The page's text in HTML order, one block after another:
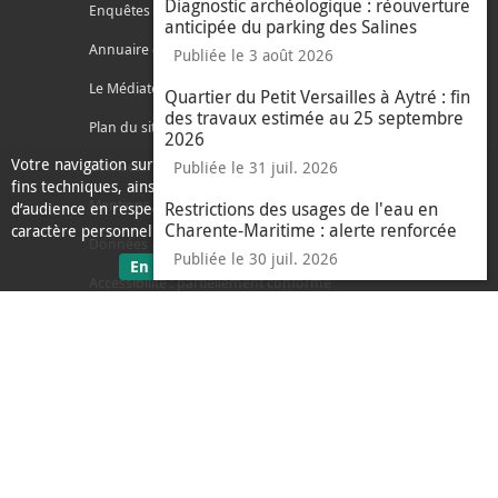
Votre navigation sur ce site nécessite l’usage de cookies pour des
fins techniques, ainsi que des cookies anonymisés de mesure
d’audience en respect de la législation relative aux données à
caractère personnel.
En savoir plussur les données personnelles
J'ai compris
le message
Diagnostic archéologique : réouverture
anticipée du parking des Salines
Publiée le 3 août 2026
Quartier du Petit Versailles à Aytré : fin
des travaux estimée au 25 septembre
2026
Publiée le 31 juil. 2026
Restrictions des usages de l'eau en
Charente-Maritime : alerte renforcée
Publiée le 30 juil. 2026
Enquêtes publiques
Annuaire des services
Le Médiateur de l'Agglo
Plan du site
Contacter l'agglo
Mentions légales
Accessibilité : partiellement conforme